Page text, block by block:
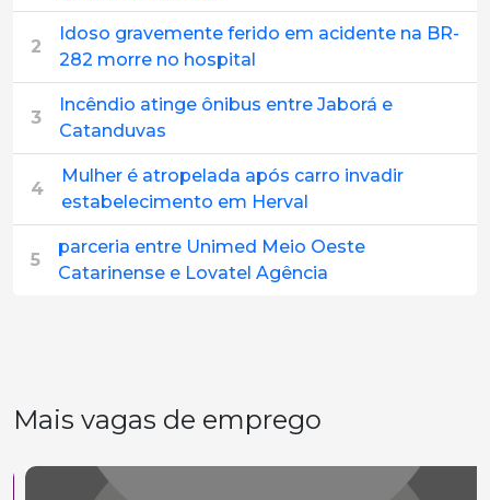
2
Idoso gravemente ferido em acidente na BR-
282 morre no hospital
3
Incêndio atinge ônibus entre Jaborá e
Catanduvas
4
Mulher é atropelada após carro invadir
estabelecimento em Herval
5
parceria entre Unimed Meio Oeste
Catarinense e Lovatel Agência
Mais vagas de emprego